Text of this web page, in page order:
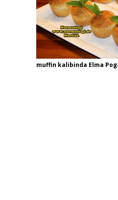
muffin kalibinda Elma